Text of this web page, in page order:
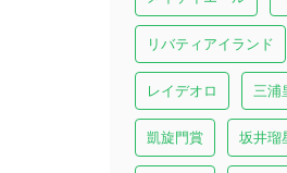
リバティアイランド
レイデオロ 三浦
凱旋門賞 坂井瑠